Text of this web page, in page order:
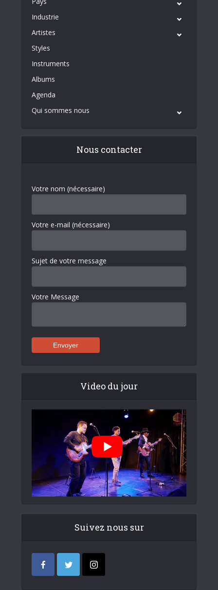
Industrie
Artistes
Styles
Instruments
Albums
Agenda
Qui sommes nous
Nous contacter
Votre nom (nécessaire)
Votre e-mail (nécessaire)
Sujet de votre message
Votre Message
Video du jour
Suivez nous sur